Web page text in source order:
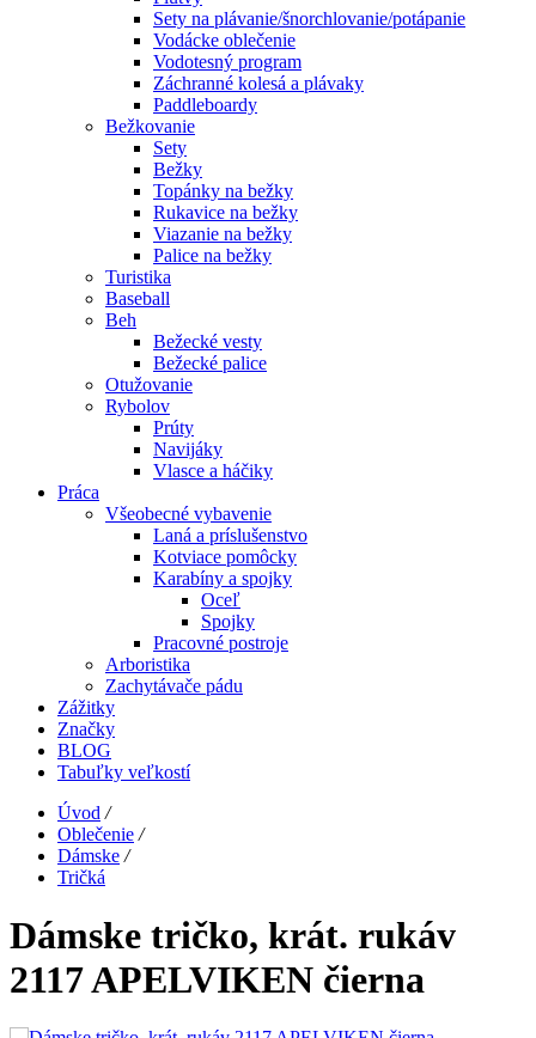
Sety na plávanie/šnorchlovanie/potápanie
Vodácke oblečenie
Vodotesný program
Záchranné kolesá a plávaky
Paddleboardy
Bežkovanie
Sety
Bežky
Topánky na bežky
Rukavice na bežky
Viazanie na bežky
Palice na bežky
Turistika
Baseball
Beh
Bežecké vesty
Bežecké palice
Otužovanie
Rybolov
Prúty
Navijáky
Vlasce a háčiky
Práca
Všeobecné vybavenie
Laná a príslušenstvo
Kotviace pomôcky
Karabíny a spojky
Oceľ
Spojky
Pracovné postroje
Arboristika
Zachytávače pádu
Zážitky
Značky
BLOG
Tabuľky veľkostí
Úvod /
Oblečenie /
Dámske /
Tričká
Dámske tričko, krát. rukáv
2117 APELVIKEN čierna